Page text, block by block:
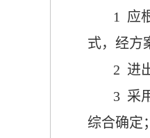
1 应
式， 经方
2 进
3 采
综合确定